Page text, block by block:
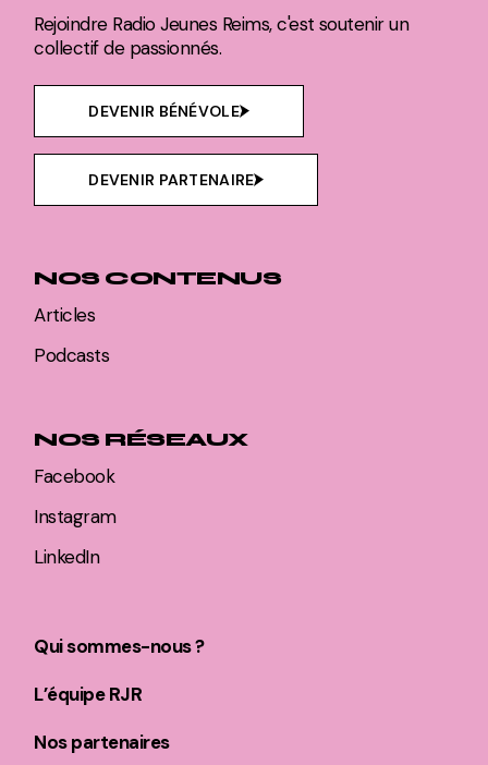
Rejoindre Radio Jeunes Reims, c'est soutenir un
collectif de passionnés.
DEVENIR BÉNÉVOLE
DEVENIR PARTENAIRE
NOS CONTENUS
Articles
Podcasts
NOS RÉSEAUX
Facebook
Instagram
LinkedIn
Qui sommes-nous ?
L’équipe RJR
Nos partenaires